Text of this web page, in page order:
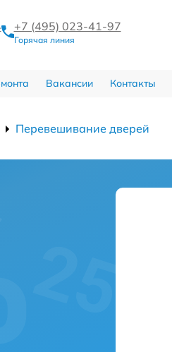
+7 (495) 023-41-97
Горячая линия
Вакансии Контакты
Перевешивание дверей